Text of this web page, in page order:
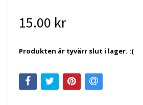
15.00 kr
Produkten är tyvärr slut i lager. :(